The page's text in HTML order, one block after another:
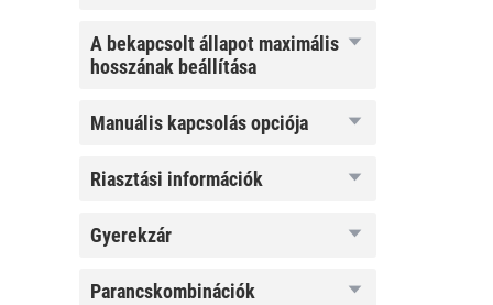
A
bekapcsolt
állapot
beállítása
A bekapcsolt állapot maximális
hosszának beállítása
manuális
manuális kapcsolás opciója
riasztási
riasztási információk
gyerekzár
gyerekzár
parancskombinációk
parancskombinációk